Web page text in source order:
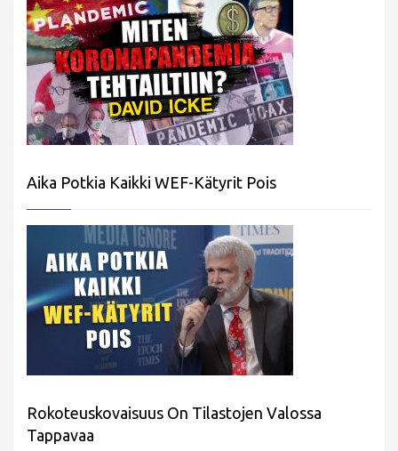
Aika Potkia Kaikki WEF-Kätyrit Pois
Rokoteuskovaisuus On Tilastojen Valossa
Tappavaa